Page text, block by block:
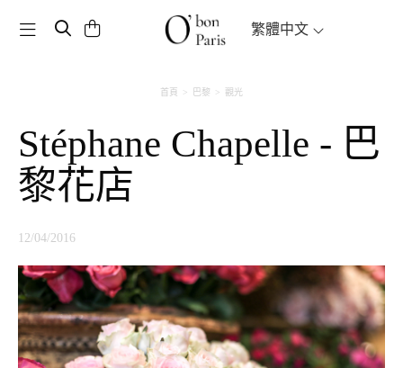
Toggle navigation 繁體中文
首頁 巴黎 觀光
Stéphane Chapelle - 巴
黎花店
12/04/2016